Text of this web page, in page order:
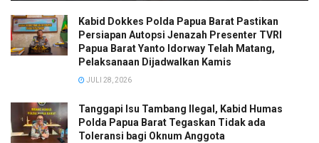
Kabid Dokkes Polda Papua Barat Pastikan
Persiapan Autopsi Jenazah Presenter TVRI
Papua Barat Yanto Idorway Telah Matang,
Pelaksanaan Dijadwalkan Kamis
JULI 28, 2026
Tanggapi Isu Tambang Ilegal, Kabid Humas
Polda Papua Barat Tegaskan Tidak ada
Toleransi bagi Oknum Anggota